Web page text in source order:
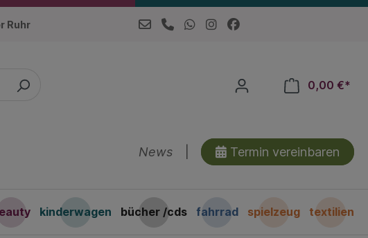
Ruhr
0,00 €*
News Termin vereinbaren
kinderwagen bücher /cds fahrrad spielzeug textilien